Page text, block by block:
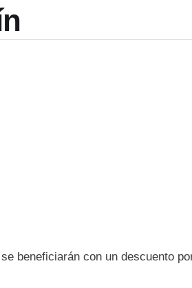
beneficiarán con un descuento